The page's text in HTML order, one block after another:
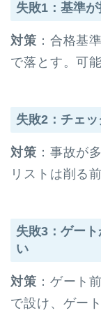
失敗1：基準
対策 ：合格基
で落とす。可
失敗2：チェ
対策 ：事故が
リストは削る
失敗3：ゲー
い
対策 ：ゲート
で設け、ゲー